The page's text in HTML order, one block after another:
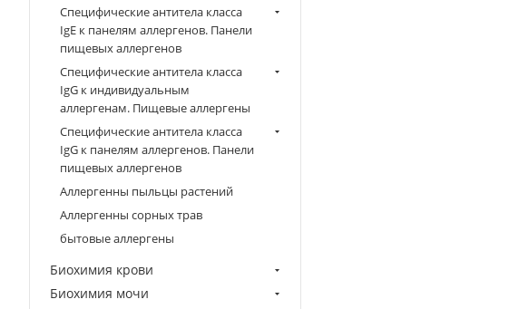
Специфические антитела класса
IgE к панелям аллергенов. Панели
пищевых аллергенов
Специфические антитела класса
IgG к индивидуальным
аллергенам. Пищевые аллергены
Специфические антитела класса
IgG к панелям аллергенов. Панели
пищевых аллергенов
Аллергенны пыльцы растений
Аллергенны сорных трав
бытовые аллергены
Биохимия крови
Биохимия мочи